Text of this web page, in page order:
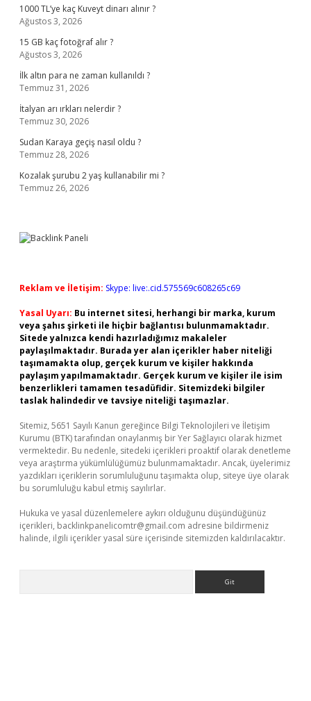
1000 TL’ye kaç Kuveyt dinarı alınır ?
Ağustos 3, 2026
15 GB kaç fotoğraf alır ?
Ağustos 3, 2026
İlk altın para ne zaman kullanıldı ?
Temmuz 31, 2026
İtalyan arı ırkları nelerdir ?
Temmuz 30, 2026
Sudan Karaya geçiş nasıl oldu ?
Temmuz 28, 2026
Kozalak şurubu 2 yaş kullanabilir mi ?
Temmuz 26, 2026
Reklam ve İletişim: Skype: live:.cid.575569c608265c69
Yasal Uyarı: Bu internet sitesi, herhangi bir marka, kurum
veya şahıs şirketi ile hiçbir bağlantısı bulunmamaktadır.
Sitede yalnızca kendi hazırladığımız makaleler
paylaşılmaktadır. Burada yer alan içerikler haber niteliği
taşımamakta olup, gerçek kurum ve kişiler hakkında
paylaşım yapılmamaktadır. Gerçek kurum ve kişiler ile isim
benzerlikleri tamamen tesadüfidir. Sitemizdeki bilgiler
taslak halindedir ve tavsiye niteliği taşımazlar.
Sitemiz, 5651 Sayılı Kanun gereğince Bilgi Teknolojileri ve İletişim
Kurumu (BTK) tarafından onaylanmış bir Yer Sağlayıcı olarak hizmet
vermektedir. Bu nedenle, sitedeki içerikleri proaktif olarak denetleme
veya araştırma yükümlülüğümüz bulunmamaktadır. Ancak, üyelerimiz
yazdıkları içeriklerin sorumluluğunu taşımakta olup, siteye üye olarak
bu sorumluluğu kabul etmiş sayılırlar.
Hukuka ve yasal düzenlemelere aykırı olduğunu düşündüğünüz
içerikleri, backlinkpanelicomtr@gmail.com adresine bildirmeniz
halinde, ilgili içerikler yasal süre içerisinde sitemizden kaldırılacaktır.